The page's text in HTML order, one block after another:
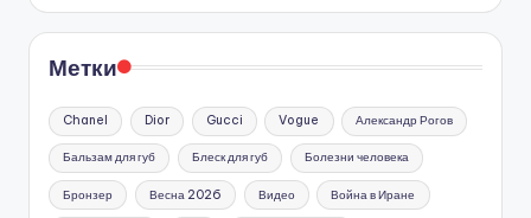
Метки
Chanel Dior Gucci Vogue Александр Рогов
Бальзам для губ Блеск для губ Болезни человека
Бронзер Весна 2026 Видео Война в Иране